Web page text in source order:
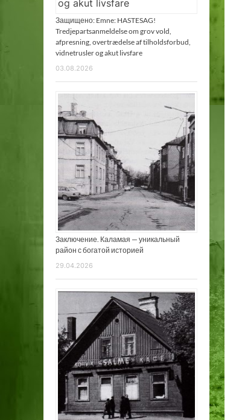
Защищено: Emne: HASTESAG!
Tredjepartsanmeldelse om grov vold,
afpresning, overtrædelse af tilholdsforbud,
vidnetrusler og akut livsfare
03.08.2026
Заключение. Каламая — уникальный
район с богатой историей
29.04.2026